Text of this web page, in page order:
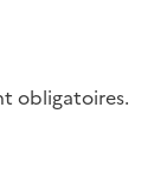
obligatoires.